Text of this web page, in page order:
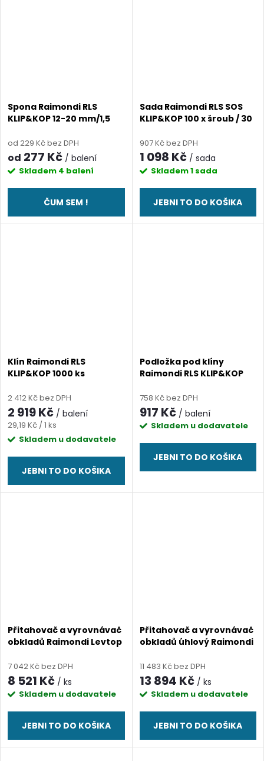
Spona Raimondi RLS
KLIP&KOP 12-20 mm/1,5
od 229 Kč bez DPH
od 277 Kč / balení
Skladem 4 balení
ČUM SEM !
Sada Raimondi RLS SOS
KLIP&KOP 100 x šroub / 30
907 Kč bez DPH
1 098 Kč / sada
Skladem1 sada
JEBNI TO DO KOŠIKA
Klín Raimondi RLS
KLIP&KOP 1000 ks
2 412 Kč bez DPH
2 919 Kč / balení
Měrná
cena:
29,19 Kč / 1 ks
Skladem u dodavatele
JEBNI TO DO KOŠIKA
Podložka pod klíny
Raimondi RLS KLIP&KOP
758 Kč bez DPH
917 Kč / balení
Skladem u dodavatele
JEBNI TO DO KOŠIKA
Přitahovač a vyrovnávač
obkladů Raimondi Levtop
7 042 Kč bez DPH
8 521 Kč / ks
Skladem u dodavatele
JEBNI TO DO KOŠIKA
Přitahovač a vyrovnávač
obkladů úhlový Raimondi
11 483 Kč bez DPH
13 894 Kč / ks
Skladem u dodavatele
JEBNI TO DO KOŠIKA